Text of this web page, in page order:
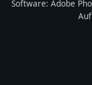
Software: Adobe